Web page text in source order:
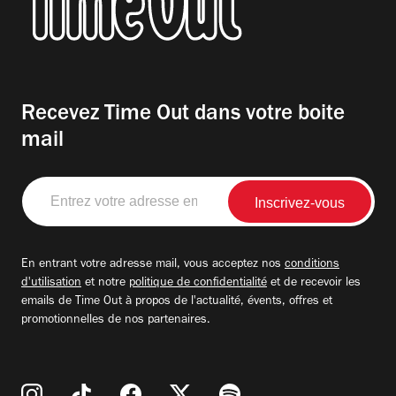
Recevez Time Out dans votre boite
mail
Entrez
votre
adresse
En entrant votre adresse mail, vous acceptez nos conditions
d'utilisation et notre politique de confidentialité et de recevoir les
emails de Time Out à propos de l'actualité, évents, offres et
promotionnelles de nos partenaires.